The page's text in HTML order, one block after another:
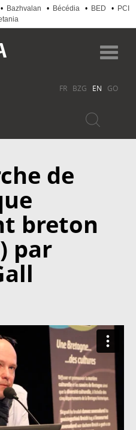
• Bazhvalan • Bécédia • BED • PCI
FR BZG EN GO
de
breton
par